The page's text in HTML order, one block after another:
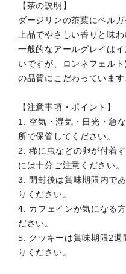
【茶の説明】
ダージリンの茶葉にベル
上品でやさしい香りと味
一般的なアールグレイは
いですが、ロンネフェル
の品質にこだわっています
【注意事項・ポイント】
1. 空気・湿気・日光・急
所で保管してください。
2. 稀に虫などの卵が付着
には十分ご注意ください。
3. 開封後は賞味期限内で
りください。
4. カフェインが気になる
ださい。
5. クッキーは賞味期限2週
りください。